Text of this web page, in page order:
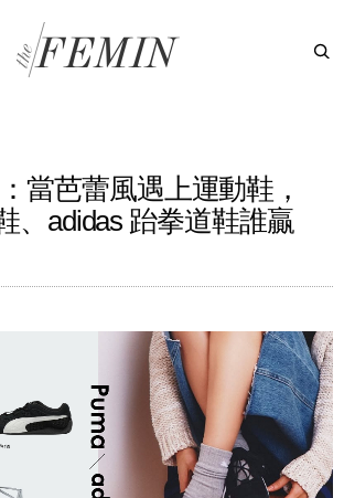
當芭蕾風遇上運動鞋，
、adidas 跆拳道鞋誰贏